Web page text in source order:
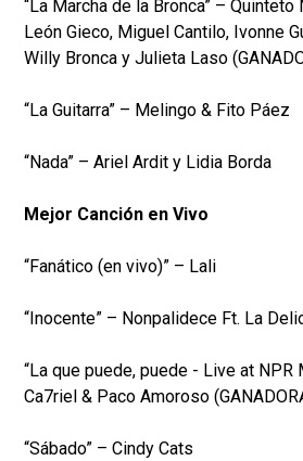
“La Marcha de la Bronca” –
León Gieco, Miguel Cantilo, Ivonne
Willy Bronca y Julieta Laso
“La Guitarra” – Melingo & Fito Páez
“Nada” – Ariel Ardit y Lidia Borda
Mejor Canción en Vivo
“Fanático (en vivo)” – Lali
“Inocente” – Nonpalidece Ft. La
“La que puede, puede - Live at NPR
Ca7riel & Paco Amoroso
“Sábado” – Cindy Cats